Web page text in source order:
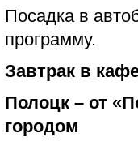
Посадка в
программу.
Завтрак в
Полоцк – от
городом